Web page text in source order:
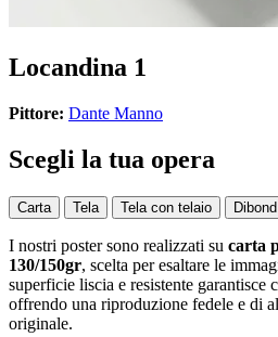
Locandina 1
Pittore: Dante Manno
Scegli la tua opera
Carta Tela Tela con telaio Dibond
I nostri poster sono realizzati su carta
130/150gr, scelta per esaltare le
superficie liscia e resistente
offrendo una riproduzione fedele e di
originale.